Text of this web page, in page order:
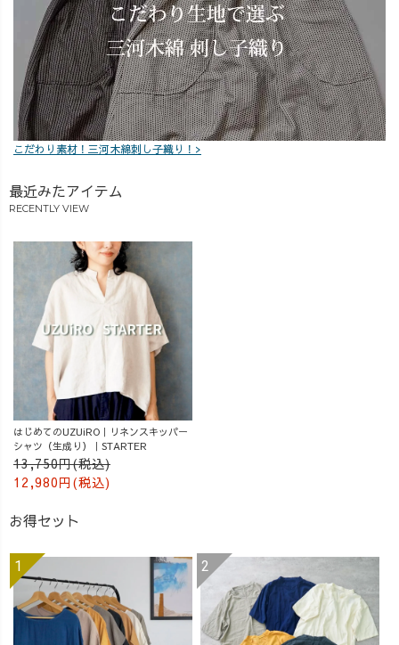
もぜひゆっくり
ご覧ください☺️
「このパンツに
はこんな靴も合
わせてみた
い！」 「こんな
組み合わせも見
てみたい！」な
クエストもぜひ
コメントでお聞
_______________
_______________
UZUiRO ］ 三河
発カジュアルウ
ェアブランド。
『らしく、心地
よく、着るたび
好きになる』
—— 100年後も
この地域で、面
白い服づくり
を。
_______________
ーコーデ #草木
染め #着痩せコ
ーデ #UZUiRO #
ウズイロ
る！」 「次はこ
のアイテムも紹
介してほし
い！」など、 ご
質問やリクエス
トもコメントで
お待ちしていま
す💌 今回もたく
ーコーデ #草木
染め #着痩せコ
ーデ #UZUiRO #
ウズイロ
こだわり素材！三河木綿刺し子織り！>
最近みたアイテム
RECENTLY VIEW
はじめてのUZUiRO｜リネンスキッパー
シャツ（生成り）｜STARTER
13,750円(税込)
12,980円(税込)
お得セット